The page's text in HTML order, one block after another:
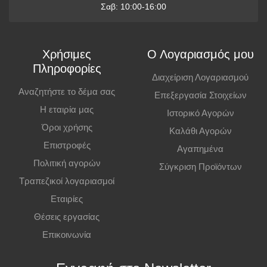
Παραλαβή από Κατάστημα
διαφορετικά η παραγγελία ακυρώνεται.
Επιπλέον Πληροφορίες
Οι τιμές ισχύουν και για αγορές από το φυσικό κατάστημα.
Σαβ: 10:00-16:00
Χρήσιμες
Πληροφορίες
Αναζητήστε το δέμα σας
Η εταιρία μας
Όροι χρήσης
Επιστροφές
Πολιτική αγορών
Τραπεζικοί λογαριασμοί
Εταιρίες
Θέσεις εργασίας
Επικοινωνία
Ο Λογαριασμός μου
Διαχείριση Λογαριασμού
Επεξεργασία Στοιχείων
Ιστορικό Αγορών
Καλάθι Αγορών
Αγαπημένα
Σύγκριση Προϊόντων